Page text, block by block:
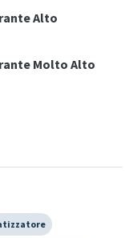
Alto
Molto Alto